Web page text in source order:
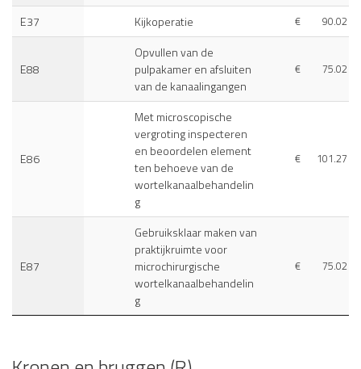
E37 Kijkoperatie € 90.02
E88
Opvullen van de
pulpakamer en afsluiten
van de kanaalingangen
€ 75.02
E86
Met microscopische
vergroting inspecteren
en beoordelen element
ten behoeve van de
wortelkanaalbehandelin
g
€ 101.27
E87
Gebruiksklaar maken van
praktijkruimte voor
microchirurgische
wortelkanaalbehandelin
g
€ 75.02